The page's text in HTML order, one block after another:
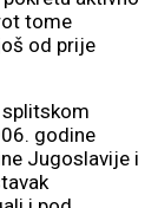
tome
od prije
godine
Jugoslavije i